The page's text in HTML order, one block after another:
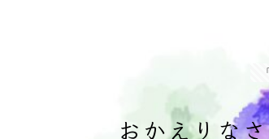
おかえりな